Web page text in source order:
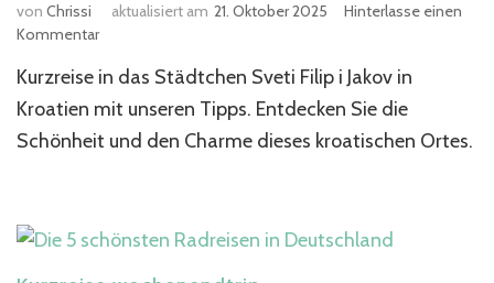
von Chrissi aktualisiert am 21. Oktober 2025
Hinterlasse einen
Kommentarzu
Empfehlung
eine
nach
Jakov
Kurzreise in das Städtchen Sveti Filip i Jakov in
Kroatien mit unseren Tipps. Entdecken Sie die
Schönheit und den Charme dieses kroatischen Ortes.